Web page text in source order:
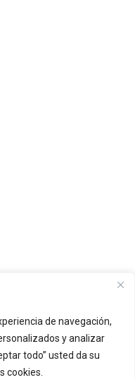
de navegación,
y analizar
todo” usted da su
cookies.Portal de